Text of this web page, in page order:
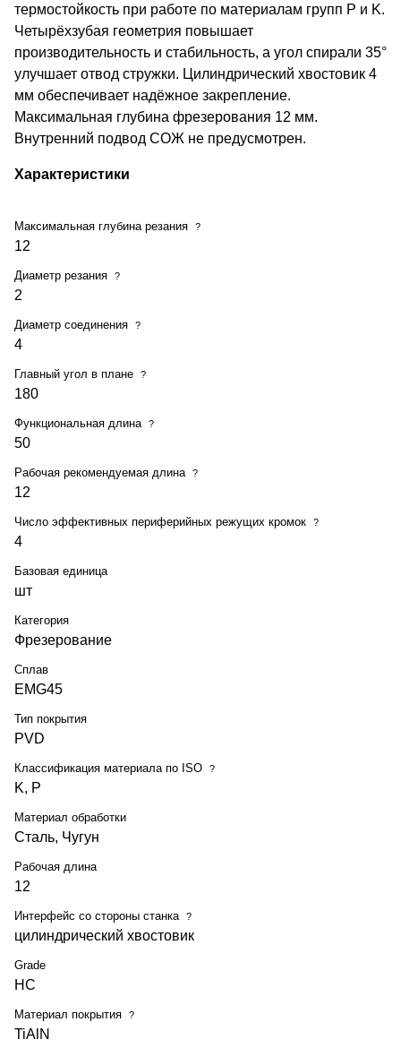
термостойкость при работе по материалам групп P и K.
Четырёхзубая геометрия повышает
производительность и стабильность, а угол спирали 35°
улучшает отвод стружки. Цилиндрический хвостовик 4
мм обеспечивает надёжное закрепление.
Максимальная глубина фрезерования 12 мм.
Внутренний подвод СОЖ не предусмотрен.
Характеристики
Максимальная глубина резания ?
12
Диаметр резания ?
2
Диаметр соединения ?
4
Главный угол в плане ?
180
Функциональная длина ?
50
Рабочая рекомендуемая длина ?
12
Число эффективных периферийных режущих кромок ?
4
Базовая единица
шт
Категория
Фрезерование
Сплав
EMG45
Тип покрытия
PVD
Классификация материала по ISO ?
K, P
Материал обработки
Сталь, Чугун
Рабочая длина
12
Интерфейс со стороны станка ?
цилиндрический хвостовик
Grade
HC
Материал покрытия ?
TiAlN